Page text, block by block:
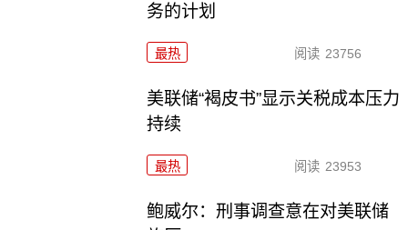
务的计划
最热 阅读 23756
美联储“褐皮书”显示关税成本压力
持续
最热 阅读 23953
鲍威尔：刑事调查意在对美联储